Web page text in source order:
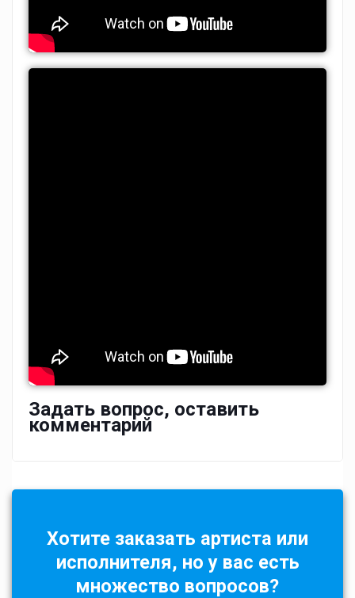
Задать вопрос, оставить
комментарий
Хотите заказать артиста или
исполнителя, но у вас есть
множество вопросов?